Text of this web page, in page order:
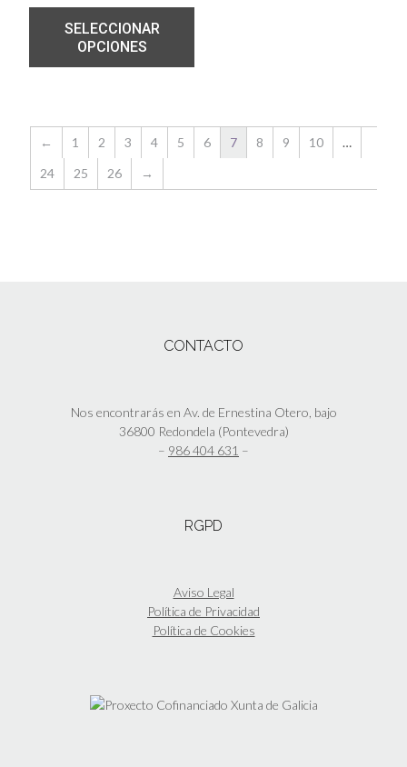
SELECCIONAR
OPCIONES
← 1 2 3 4 5 6 7 8 9 10
…
24
25 26 →
CONTACTO
Nos encontrarás en Av. de Ernestina Otero, bajo
36800 Redondela (Pontevedra)
– 986 404 631 –
RGPD
Aviso Legal
Política de Privacidad
Política de Cookies